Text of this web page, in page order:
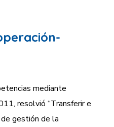
mediante
resolvió “Transferir e
gestión de la